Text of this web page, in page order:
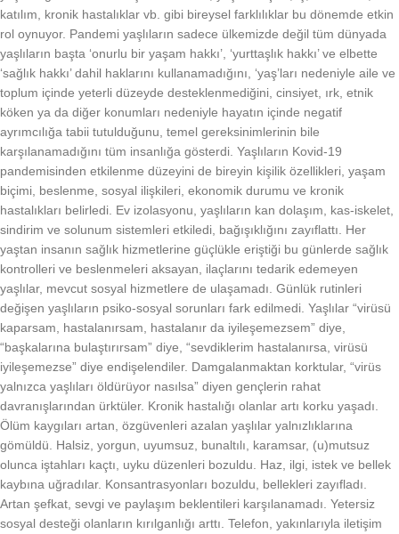
katılım, kronik hastalıklar vb. gibi bireysel farklılıklar bu dönemde etkin
rol oynuyor. Pandemi yaşlıların sadece ülkemizde değil tüm dünyada
yaşlıların başta ‘onurlu bir yaşam hakkı’, ‘yurttaşlık hakkı’ ve elbette
‘sağlık hakkı’ dahil haklarını kullanamadığını, ‘yaş’ları nedeniyle aile ve
toplum içinde yeterli düzeyde desteklenmediğini, cinsiyet, ırk, etnik
köken ya da diğer konumları nedeniyle hayatın içinde negatif
ayrımcılığa tabii tutulduğunu, temel gereksinimlerinin bile
karşılanamadığını tüm insanlığa gösterdi. Yaşlıların Kovid-19
pandemisinden etkilenme düzeyini de bireyin kişilik özellikleri, yaşam
biçimi, beslenme, sosyal ilişkileri, ekonomik durumu ve kronik
hastalıkları belirledi. Ev izolasyonu, yaşlıların kan dolaşım, kas-iskelet,
sindirim ve solunum sistemleri etkiledi, bağışıklığını zayıflattı. Her
yaştan insanın sağlık hizmetlerine güçlükle eriştiği bu günlerde sağlık
kontrolleri ve beslenmeleri aksayan, ilaçlarını tedarik edemeyen
yaşlılar, mevcut sosyal hizmetlere de ulaşamadı. Günlük rutinleri
değişen yaşlıların psiko-sosyal sorunları fark edilmedi. Yaşlılar “virüsü
kaparsam, hastalanırsam, hastalanır da iyileşemezsem” diye,
“başkalarına bulaştırırsam” diye, “sevdiklerim hastalanırsa, virüsü
iyileşemezse” diye endişelendiler. Damgalanmaktan korktular, “virüs
yalnızca yaşlıları öldürüyor nasılsa” diyen gençlerin rahat
davranışlarından ürktüler. Kronik hastalığı olanlar artı korku yaşadı.
Ölüm kaygıları artan, özgüvenleri azalan yaşlılar yalnızlıklarına
gömüldü. Halsiz, yorgun, uyumsuz, bunaltılı, karamsar, (u)mutsuz
olunca iştahları kaçtı, uyku düzenleri bozuldu. Haz, ilgi, istek ve bellek
kaybına uğradılar. Konsantrasyonları bozuldu, bellekleri zayıfladı.
Artan şefkat, sevgi ve paylaşım beklentileri karşılanamadı. Yetersiz
sosyal desteği olanların kırılganlığı arttı. Telefon, yakınlarıyla iletişim